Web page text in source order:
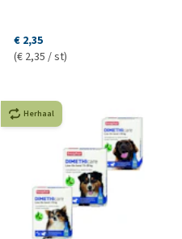
€ 2,35
(€ 2,35 / st)
Herhaal